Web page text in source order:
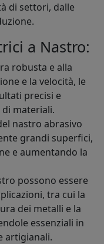
di settori, dalle
a Nastro:
robusta e alla
e la velocità, le
precisi e
materiali.
nastro abrasivo
grandi superfici,
e aumentando la
possono essere
tra cui la
dei metalli e la
essenziali in
artigianali.